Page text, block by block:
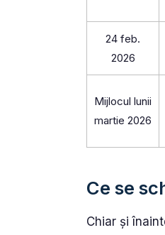
24 feb.
2026
Mijlocul lunii
martie 2026
Ce se
Chiar și